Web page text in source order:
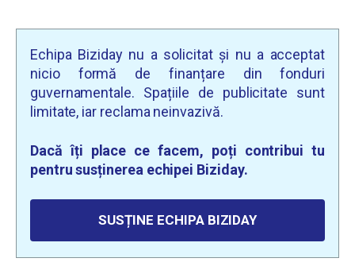
Echipa Biziday nu a solicitat și nu a acceptat
nicio formă de finanțare din fonduri
guvernamentale. Spațiile de publicitate sunt
limitate, iar reclama neinvazivă.
Dacă îți place ce facem, poți contribui tu
pentru susținerea echipei Biziday.
SUSȚINE ECHIPA BIZIDAY